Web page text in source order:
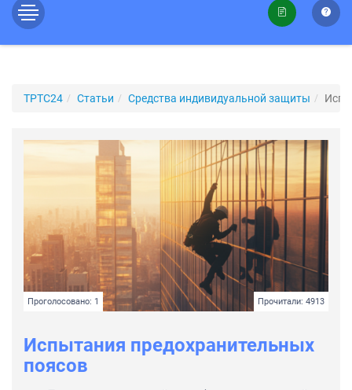
ТРТС24 Статьи Средства индивидуальной защиты
Проголосовано: 1 Прочитали: 4913
Испытания предохранительных
поясов